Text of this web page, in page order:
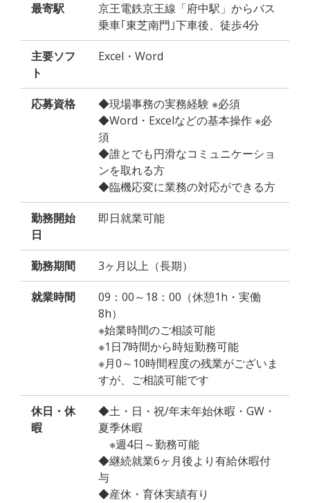
最寄駅
京王電鉄京王線「府中駅」からバス
乗車｢東芝南門｣下車後、徒歩4分
主要ソフ
ト
Excel・Word
応募資格
◆現場事務の実務経験 ※必須
◆Word・Excelなどの基本操作 ※必
須
◆誰とでも円滑なコミュニケーショ
ンを取れる方
◆臨機応変に業務の対応ができる方
勤務開始
日
即日就業可能
勤務期間 3ヶ月以上（長期）
就業時間
09：00～18：00（休憩1h・実働
8h）
※始業時間のご相談可能
※1日7時間から時短勤務可能
※月0～10時間程度の残業がございま
すが、ご相談可能です
休日・休
暇
◆土・日・祝/年末年始休暇・GW・
夏季休暇
※週4日～勤務可能
◆継続就業6ヶ月後より有給休暇付
与
◆産休・育休実績有り